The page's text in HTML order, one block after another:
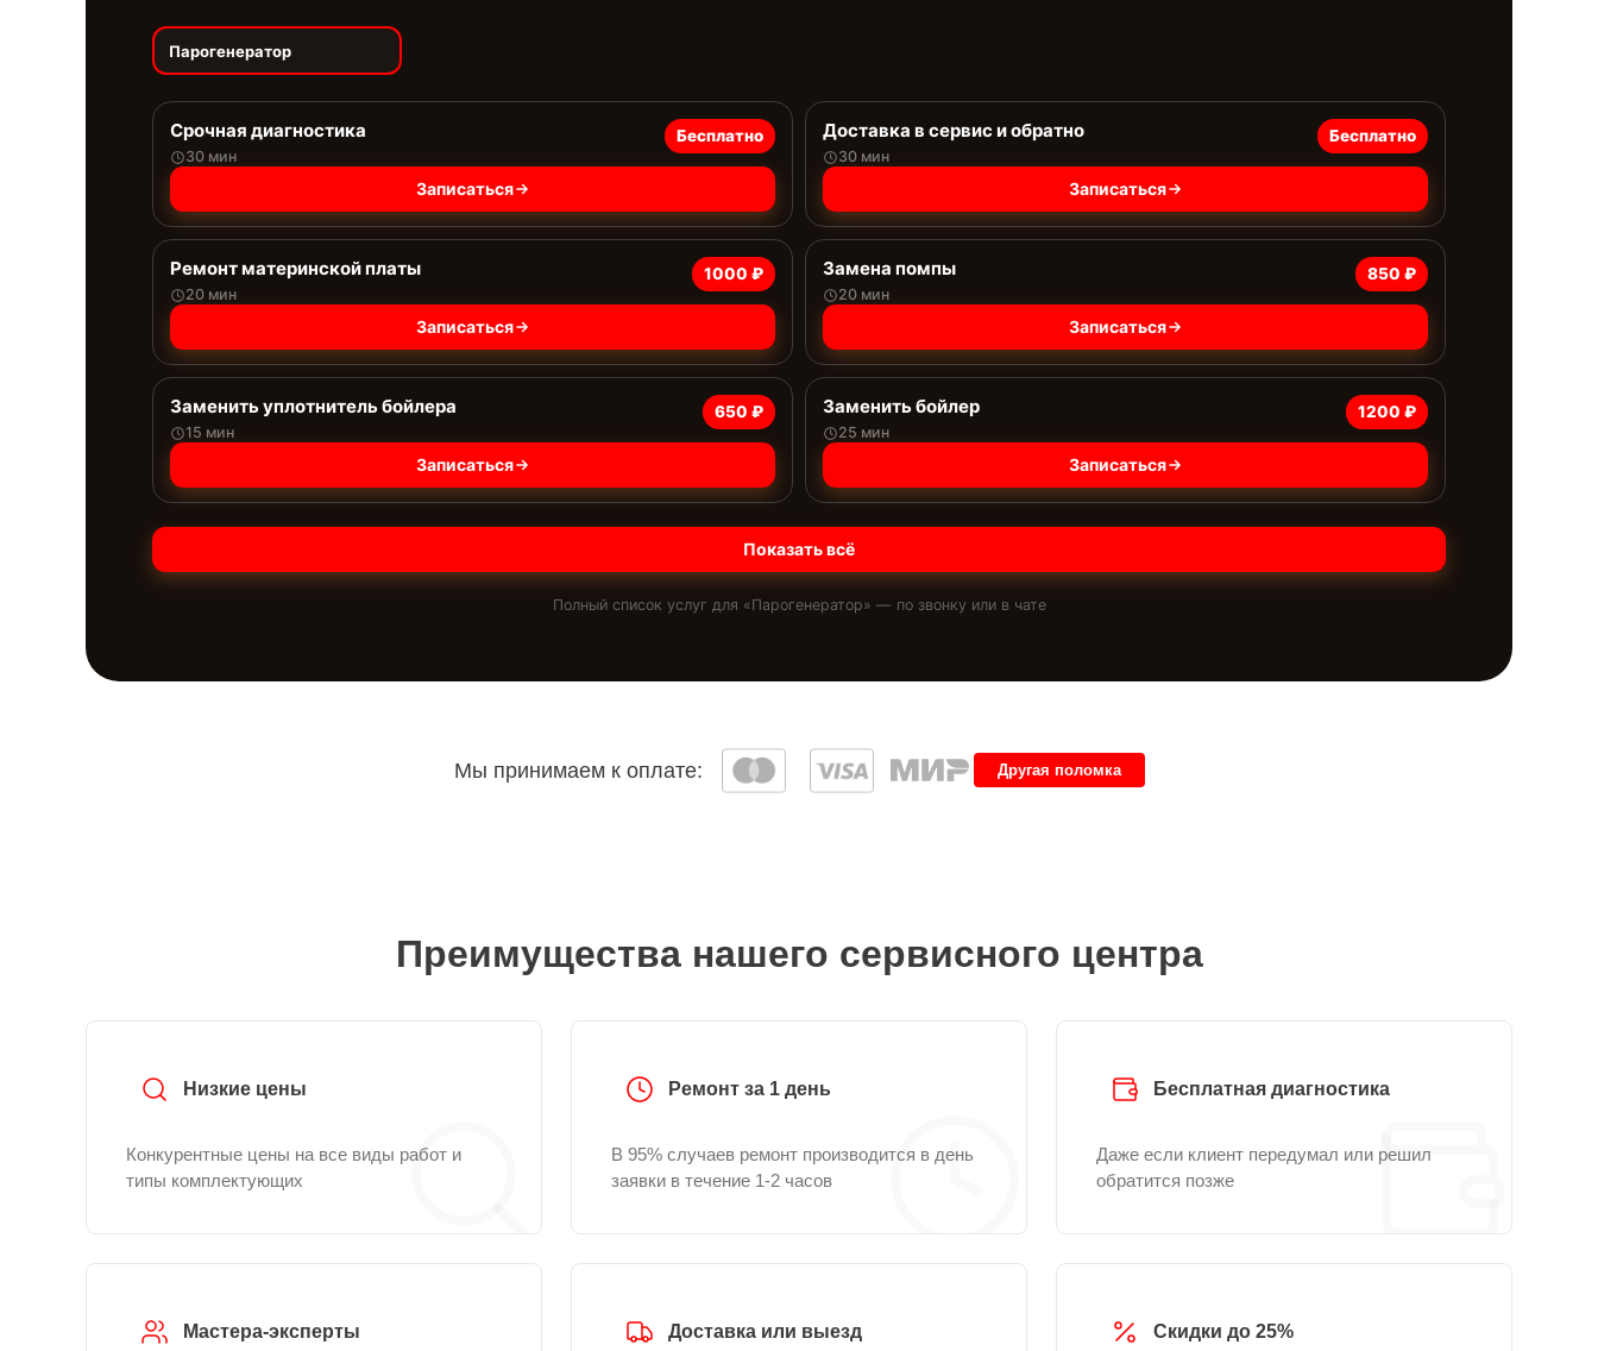
Парогенератор
Срочная диагностика
30 мин
Бесплатно
Записаться
Доставка в сервис и обратно
30 мин
Бесплатно
Записаться
Ремонт материнской платы
20 мин
1000 ₽
Записаться
Замена помпы
20 мин
850 ₽
Записаться
Заменить уплотнитель бойлера
15 мин
650 ₽
Записаться
Заменить бойлер
25 мин
1200 ₽
Записаться
Показать всё
Полный список услуг для «Парогенератор» — по звонку или в чате
Мы принимаем к оплате: Другая поломка
Преимущества нашего сервисного центра
Низкие цены
Конкурентные цены на все виды работ и
типы комплектующих
Ремонт за 1 день
В 95% случаев ремонт производится в день
заявки в течение 1-2 часов
Бесплатная диагностика
Даже если клиент передумал или решил
обратится позже
Мастера-эксперты Доставка или выезд Скидки до 25%